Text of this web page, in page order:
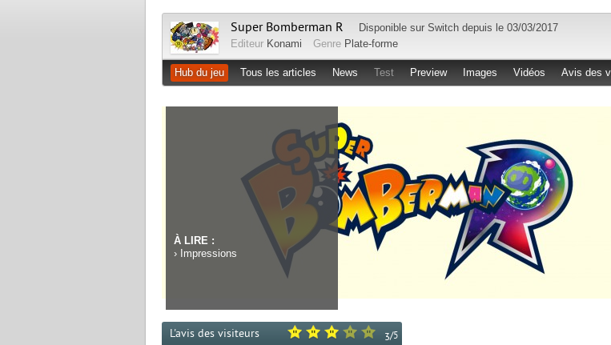
Super Bomberman R Disponible sur Switch depuis le 03/03/2017
Editeur Konami Genre Plate-forme
Hub du jeu Tous les articles News Test Preview Images Vidéos Avis des
À LIRE :
› Impressions
3/5
L'avis des visiteurs